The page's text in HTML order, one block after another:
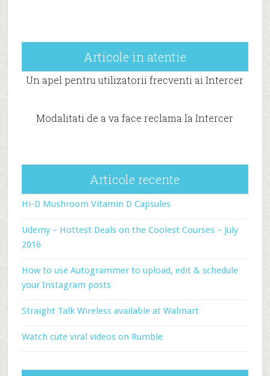
Articole in atentie
Un apel pentru utilizatorii frecventi ai Intercer
Modalitati de a va face reclama la Intercer
Articole recente
Hi-D Mushroom Vitamin D Capsules
Udemy – Hottest Deals on the Coolest Courses – July
2016
How to use Autogrammer to upload, edit & schedule
your Instagram posts
Straight Talk Wireless available at Walmart
Watch cute viral videos on Rumble